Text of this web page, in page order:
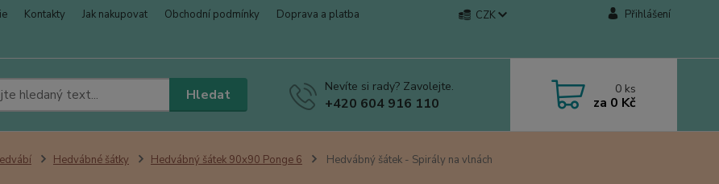
Kontakty Jak nakupovat Obchodní podmínky
Doprava a platba
CZK Přihlášení
Hledat Nevíte si rady? Zavolejte.
+420 604 916 110
0 ks
za 0 Kč
Hedvábné šátky Hedvábný šátek 90x90 Ponge 6 Hedvábný šátek - Spirály na vlnách